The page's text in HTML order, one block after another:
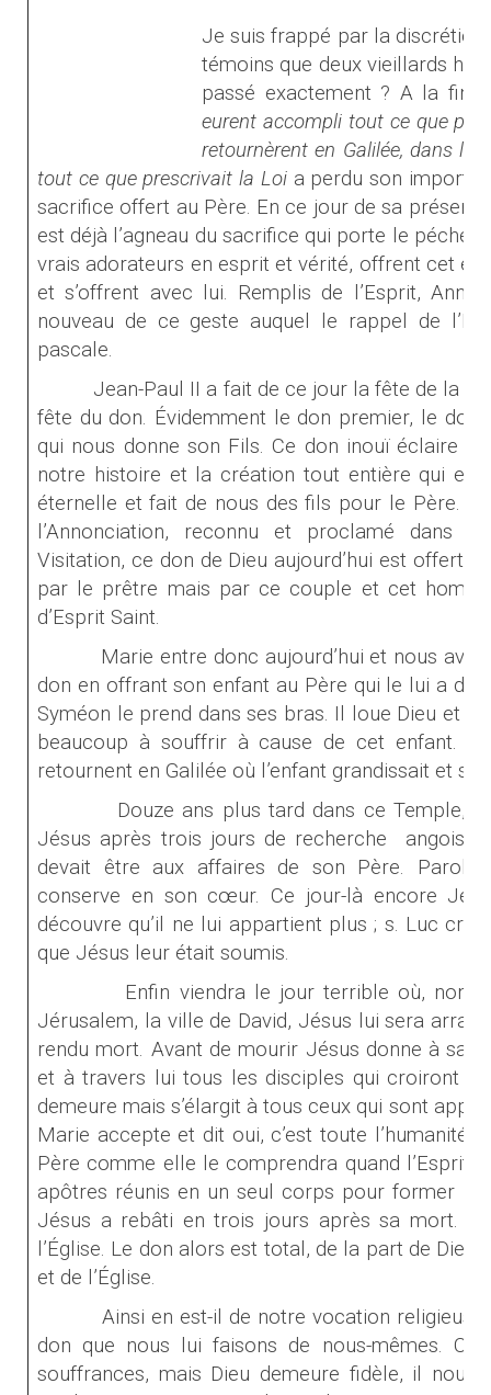
Je suis frappé par la discrétion
témoins que deux vieillards
passé exactement ? A la fin
eurent accompli tout ce que
retournèrent en Galilée, dans
tout ce que prescrivait la Loia perdu son
sacrifice offert au Père. En ce jour de sa
est déjà l’agneau du sacrifice qui porte le péché
vrais adorateurs en esprit et vérité, offrent cet
et s’offrent avec lui. Remplis de l’Esprit, Anne
nouveau de ce geste auquel le rappel de
pascale.
Jean-Paul II a fait de ce jour la fête de la
fête du don. Évidemment le don premier, le don
qui nous donne son Fils. Ce don inouï éclaire
notre histoire et la création tout entière qui
éternelle et fait de nous des fils pour le Père.
l’Annonciation, reconnu et proclamé dans
Visitation, ce don de Dieu aujourd’hui est offert
par le prêtre mais par ce couple et cet
d’Esprit Saint.
Marie entre donc aujourd’hui et nous
don en offrant son enfant au Père qui le lui a
Syméon le prend dans ses bras. Il loue Dieu et
beaucoup à souffrir à cause de cet enfant.
retournent en Galilée où l’enfant grandissait et se
Douze ans plus tard dans ce Temple,
Jésus après trois jours de recherche
devait être aux affaires de son Père.
conserve en son cœur. Ce jour-là encore
découvre qu’il ne lui appartient plus ; s. Luc
que Jésus leur était soumis.
Enfin viendra le jour terrible où, non
Jérusalem, la ville de David, Jésus lui sera
rendu mort. Avant de mourir Jésus donne à sa
et à travers lui tous les disciples qui croiront à
demeure mais s’élargit à tous ceux qui sont
Marie accepte et dit oui, c’est toute l’humanité
Père comme elle le comprendra quand l’Esprit
apôtres réunis en un seul corps pour former le
Jésus a rebâti en trois jours après sa mort.
l’Église. Le don alors est total, de la part de
et de l’Église.
Ainsi en est-il de notre vocation
don que nous lui faisons de nous-mêmes. Ce
souffrances, mais Dieu demeure fidèle, il nous